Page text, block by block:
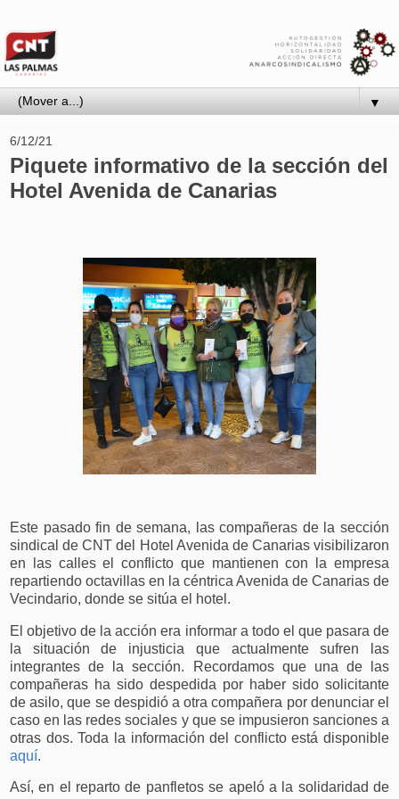
▼
6/12/21
Piquete informativo de la sección del
Hotel Avenida de Canarias
Este pasado fin de semana, las compañeras de la sección
sindical de CNT del Hotel Avenida de Canarias visibilizaron
en las calles el conflicto que mantienen con la empresa
repartiendo octavillas en la céntrica Avenida de Canarias de
Vecindario, donde se sitúa el hotel.
El objetivo de la acción era informar a todo el que pasara de
la situación de injusticia que actualmente sufren las
integrantes de la sección. Recordamos que una de las
compañeras ha sido despedida por haber sido solicitante
de asilo, que se despidió a otra compañera por denunciar el
caso en las redes sociales y que se impusieron sanciones a
otras dos. Toda la información del conflicto está disponible
aquí.
Así, en el reparto de panfletos se apeló a la solidaridad de